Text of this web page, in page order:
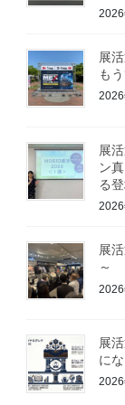
2026
展
も
2026
展
ン
る
2026
展
～
展
に
2026